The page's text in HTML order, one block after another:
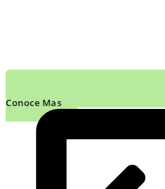
Conoce Mas